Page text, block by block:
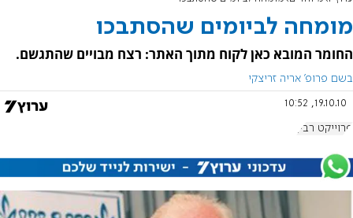
מומחה לביומים שהסתבכו
החומר המובא כאן לקוח מתוך האתר: רצח מבויים שהתגשם.
בשם פרופ' אריה זריצקי
19.10.10, 10:52
פרוייקט רבין